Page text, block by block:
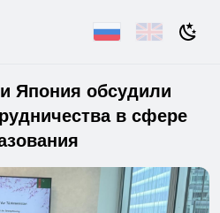
Япония обсудили
в сфере